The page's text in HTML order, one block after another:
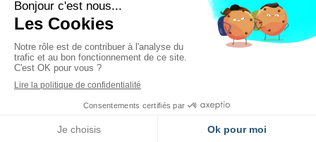
N'hésitez pas à consulter les autres pages du site pour en
savoir plus sur la Chiropraxie.
© Thomas Lamy - Chiropracteur Colomiers
Création et référencement du site par Simplébo
Site partenaire deAFC